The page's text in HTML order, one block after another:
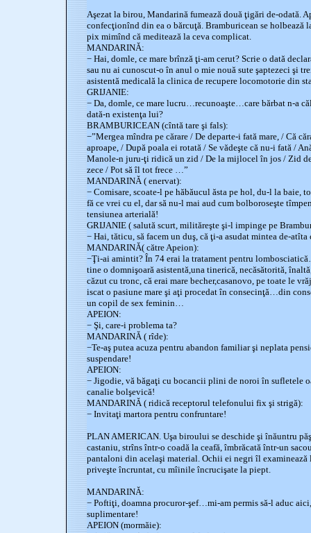
Aşezat la birou, Mandarină fumează două ţigări de-odată.
confecţionînd din ea o bărcuţă. Bramburicean se holbează
pix mimînd că meditează la ceva complicat.
MANDARINĂ:
− Hai, domle, ce mare brînză ţi-am cerut? Scrie o dată
sau nu ai cunoscut-o în anul o mie nouă sute şaptezeci şi
asistentă medicală la clinica de recupere locomotorie din
GRIJANIE:
− Da, domle, ce mare lucru…recunoaşte…care bărbat n-a
dată-n existenţa lui?
BRAMBURICEAN (cîntă tare şi fals):
−”Mergea mîndra pe cărare / De departe-i fată mare, / Că
aproape, / După poala ei rotată / Se vădeşte că nu-i fată /
Manole-n juru-ţi ridică un zid / De la mijlocel în jos / Zid de
zece / Pot să îl tot frece …”
MANDARINĂ ( enervat):
− Comisare, scoate-l pe hăbăucul ăsta pe hol, du-l la baie,
fă ce vrei cu el, dar să nu-l mai aud cum bolboroseşte
tensiunea arterială!
GRIJANIE ( salută scurt, milităreşte şi-l impinge pe
− Hai, tăticu, să facem un duş, că ţi-a asudat mintea de-atîta
MANDARINĂ( către Apeion):
−Ţi-ai amintit? În 74 erai la tratament pentru
tine o domnişoară asistentă,una tinerică, necăsătorită,
căzut cu tronc, că erai mare becher,casanovo, pe toate le
iscat o pasiune mare şi aţi procedat în consecinţă…din
un copil de sex feminin…
APEION:
− Şi, care-i problema ta?
MANDARINĂ ( rîde):
−Te-aş putea acuza pentru abandon familiar şi neplata
suspendare!
APEION:
− Jigodie, vă băgaţi cu bocancii plini de noroi în sufletele
canalie bolşevică!
MANDARINĂ ( ridică receptorul telefonului fix şi strigă):
− Invitaţi martora pentru confruntare!
PLAN AMERICAN. Uşa biroului se deschide şi înăuntru
castaniu, strîns într-o coadă la ceafă, îmbrăcată într-un
pantaloni din acelaşi material. Ochii ei negri îl
priveşte încruntat, cu mîinile încrucişate la piept.
MANDARINĂ:
− Poftiţi, doamna procuror-şef…mi-am permis să-l aduc
suplimentare!
APEION (mormăie):